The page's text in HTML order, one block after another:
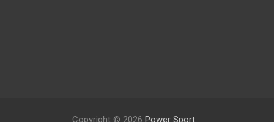
Copyright © 2026 Power Sport.